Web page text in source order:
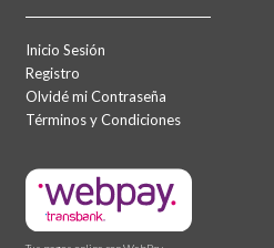
Inicio Sesión
Registro
Olvidé mi Contraseña
Términos y Condiciones